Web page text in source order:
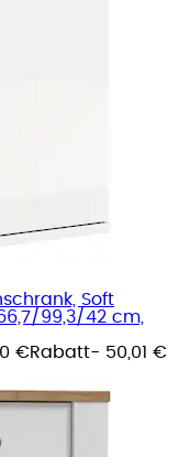
Soft
99,3/42 cm,
€Rabatt- 50,01 €